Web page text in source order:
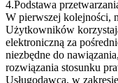
4.Podstawa
W pierwszej kolejności,
Użytkowników
elektroniczną za
niezbędne do
rozwiązania stosunku
Usługodawcą, w